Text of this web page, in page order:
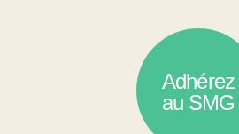
Adhérez
au SMG